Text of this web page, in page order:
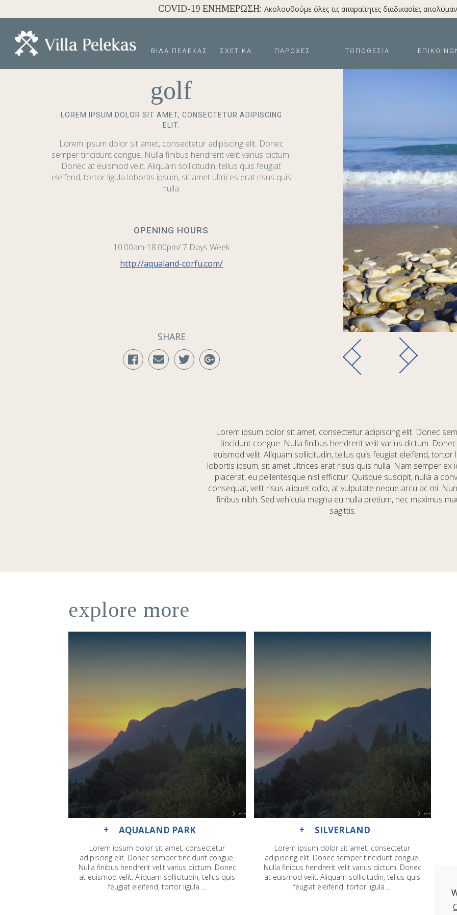
COVID-19 ΕΝΗΜΈΡΩΣΗ: Ακολουθούμε όλες τις απαραίτητες διαδικασίες
ΒΊΛΑ ΠΈΛΕΚΑΣ ΣΧΕΤΙΚΆ ΠΑΡΟΧΈΣ ΤΟΠΟΘΕΣΊΑ
golf
LOREM IPSUM DOLOR SIT AMET, CONSECTETUR ADIPISCING
ELIT.
Lorem ipsum dolor sit amet, consectetur adipiscing elit. Donec
semper tincidunt congue. Nulla finibus hendrerit velit varius dictum.
Donec at euismod velit. Aliquam sollicitudin, tellus quis feugiat
eleifend, tortor ligula lobortis ipsum, sit amet ultrices erat risus quis
nulla.
OPENING HOURS
10:00am-18:00pm/ 7 Days Week
http://aqualand-corfu.com/
SHARE
Lorem ipsum dolor sit amet, consectetur adipiscing elit. Donec
tincidunt congue. Nulla finibus hendrerit velit varius dictum.
euismod velit. Aliquam sollicitudin, tellus quis feugiat eleifend, tortor
lobortis ipsum, sit amet ultrices erat risus quis nulla. Nam semper ex
placerat, eu pellentesque nisl efficitur. Quisque suscipit, nulla a
consequat, velit risus aliquet odio, at vulputate neque arcu ac mi.
finibus nibh. Sed vehicula magna eu nulla pretium, nec maximus
sagittis.
explore more
AQUALAND PARK
Lorem ipsum dolor sit amet, consectetur
adipiscing elit. Donec semper tincidunt congue.
Nulla finibus hendrerit velit varius dictum. Donec
at euismod velit. Aliquam sollicitudin, tellus quis
feugiat eleifend, tortor ligula …
SILVERLAND
Lorem ipsum dolor sit amet, consectetur
adipiscing elit. Donec semper tincidunt congue.
Nulla finibus hendrerit velit varius dictum. Donec
at euismod velit. Aliquam sollicitudin, tellus quis
feugiat eleifend, tortor ligula …